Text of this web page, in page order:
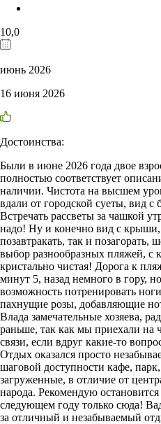
10,0
июнь 2026
16 июня 2026
Достоинства:
Были в июне 2026 года двое
полностью соответствует
наличии. Чистота на высшем
вдали от городской суеты, вид
Встречать рассветы за чашкой
надо! Ну и конечно вид с
позавтракать, так и позагорать,
выбор разнообразных пляжей, с
кристально чистая! Дорога к
минут 5, назад немного в гору,
возможность потренировать
пахнущие розы, добавляющие
Влада замечательные хозяева,
раньше, так как мы приехали на
связи, если вдруг какие-то
Отдых оказался просто
шаговой доступности кафе,
загруженные, в отличие от
народа. Рекомендую остановится
следующем году только сюда!
за отличный и незабываемый